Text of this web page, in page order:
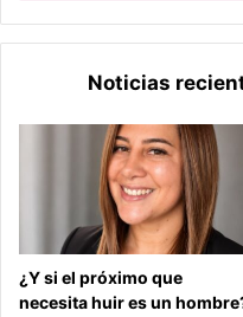
Noticias
¿Y si el próximo que
necesita huir es un